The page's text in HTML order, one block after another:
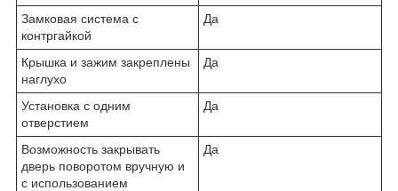
Замковая система с
контргайкой
Да
Крышка и зажим закреплены
наглухо
Да
Установка с одним
отверстием
Да
Возможность закрывать
дверь поворотом вручную и
с использованием
Да